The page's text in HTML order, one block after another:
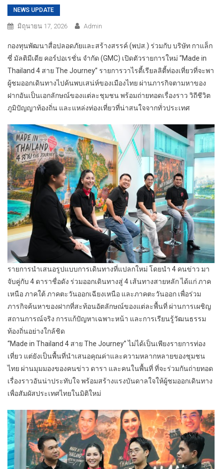
NEWS UPDATE
มิถุนายน 17, 2026 Admin
กองทุนพัฒนาสื่อปลอดภัยและสร้างสรรค์ (พปส.) ร่วมกับ บริษัท กาแล็ก
ซี่ มัลติมีเดีย คอร์ปอเรชั่น จำกัด (GMC) เปิดตัวรายการใหม่ “Made in
Thailand 4 สาย The Journey” รายการวาไรตี้เรียลลิตี้ท่องเที่ยวที่จะพา
ผู้ชมออกเดินทางไปค้นพบเสน่ห์ของเมืองไทย ผ่านภารกิจตามหาของ
ฝากอันเป็นเอกลักษณ์ของแต่ละชุมชน พร้อมถ่ายทอดเรื่องราว วิถีชีวิต
ภูมิปัญญาท้องถิ่น และแหล่งท่องเที่ยวที่น่าสนใจจากทั่วประเทศ
รายการนำเสนอรูปแบบการเดินทางที่แปลกใหม่ โดยนำ 4 คนข่าว มา
จับคู่กับ 4 ดาราชื่อดัง ร่วมออกเดินทางสู่ 4 เส้นทางสายหลัก ได้แก่ ภาค
เหนือ ภาคใต้ ภาคตะวันออกเฉียงเหนือ และภาคตะวันออก เพื่อร่วม
ภารกิจค้นหาของฝากที่สะท้อนอัตลักษณ์ของแต่ละพื้นที่ ผ่านการเผชิญ
สถานการณ์จริง การแก้ปัญหาเฉพาะหน้า และการเรียนรู้วัฒนธรรม
ท้องถิ่นอย่างใกล้ชิด
“Made in Thailand 4 สาย The Journey” ไม่ได้เป็นเพียงรายการท่อง
เที่ยว แต่ยังเป็นพื้นที่นำเสนอคุณค่าและความหลากหลายของชุมชน
ไทย ผ่านมุมมองของคนข่าว ดารา และคนในพื้นที่ ที่จะร่วมกันถ่ายทอด
เรื่องราวอันน่าประทับใจ พร้อมสร้างแรงบันดาลใจให้ผู้ชมออกเดินทาง
เพื่อสัมผัสประเทศไทยในมิติใหม่